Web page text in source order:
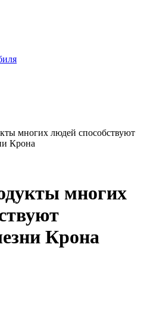
многих людей способствуют
Крона
многих
Крона